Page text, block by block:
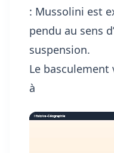
: Mussolini est
pendu au sens
suspension.
Le
à